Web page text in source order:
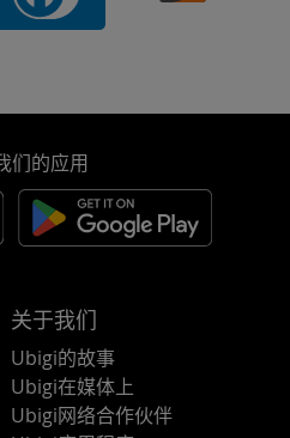
们的应用
关于我们
Ubigi的故事
Ubigi在媒体上
Ubigi网络合作伙伴